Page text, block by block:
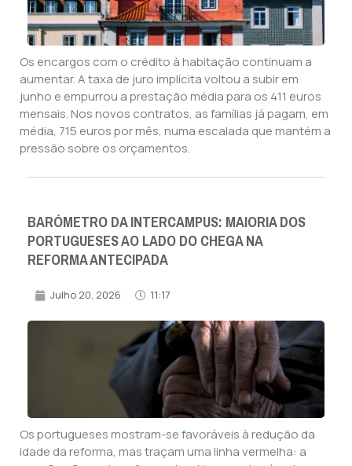
Os encargos com o crédito à habitação continuam a
aumentar. A taxa de juro implícita voltou a subir em
junho e empurrou a prestação média para os 411 euros
mensais. Nos novos contratos, as famílias já pagam, em
média, 715 euros por mês, numa escalada que mantém a
pressão sobre os orçamentos.
BARÓMETRO DA INTERCAMPUS: MAIORIA DOS
PORTUGUESES AO LADO DO CHEGA NA
REFORMA ANTECIPADA
Julho 20, 2026 11:17
Os portugueses mostram-se favoráveis à redução da
idade da reforma, mas traçam uma linha vermelha: a